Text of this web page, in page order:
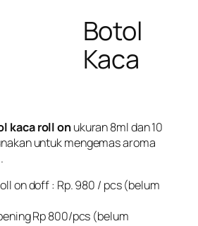
Botol
Kaca
kaca roll onukuran 8ml dan 10
untuk mengemas aroma
on doff: Rp. 980 / pcs (belum
Rp 800/pcs (belum